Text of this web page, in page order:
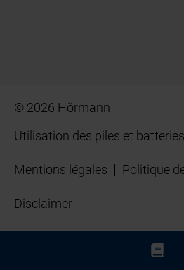
© 2026 Hörmann
Utilisation des piles et batteries
Mentions légales Politique
Disclaimer